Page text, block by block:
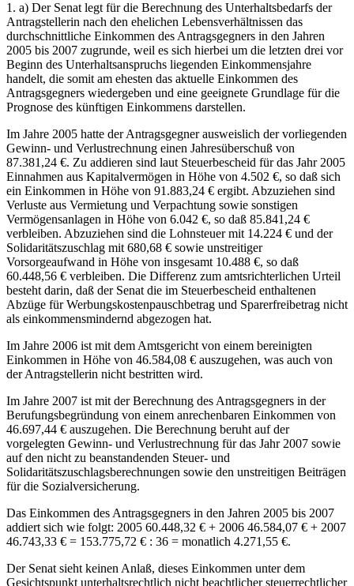
1. a) Der Senat legt für die Berechnung des Unterhaltsbedarfs der
Antragstellerin nach den ehelichen Lebensverhältnissen das
durchschnittliche Einkommen des Antragsgegners in den Jahren
2005 bis 2007 zugrunde, weil es sich hierbei um die letzten drei vor
Beginn des Unterhaltsanspruchs liegenden Einkommensjahre
handelt, die somit am ehesten das aktuelle Einkommen des
Antragsgegners wiedergeben und eine geeignete Grundlage für die
Prognose des künftigen Einkommens darstellen.
Im Jahre 2005 hatte der Antragsgegner ausweislich der vorliegenden
Gewinn- und Verlustrechnung einen Jahresüberschuß von
87.381,24 €. Zu addieren sind laut Steuerbescheid für das Jahr 2005
Einnahmen aus Kapitalvermögen in Höhe von 4.502 €, so daß sich
ein Einkommen in Höhe von 91.883,24 € ergibt. Abzuziehen sind
Verluste aus Vermietung und Verpachtung sowie sonstigen
Vermögensanlagen in Höhe von 6.042 €, so daß 85.841,24 €
verbleiben. Abzuziehen sind die Lohnsteuer mit 14.224 € und der
Solidaritätszuschlag mit 680,68 € sowie unstreitiger
Vorsorgeaufwand in Höhe von insgesamt 10.488 €, so daß
60.448,56 € verbleiben. Die Differenz zum amtsrichterlichen Urteil
besteht darin, daß der Senat die im Steuerbescheid enthaltenen
Abzüge für Werbungskostenpauschbetrag und Sparerfreibetrag nicht
als einkommensmindernd abgezogen hat.
Im Jahre 2006 ist mit dem Amtsgericht von einem bereinigten
Einkommen in Höhe von 46.584,08 € auszugehen, was auch von
der Antragstellerin nicht bestritten wird.
Im Jahre 2007 ist mit der Berechnung des Antragsgegners in der
Berufungsbegründung von einem anrechenbaren Einkommen von
46.697,44 € auszugehen. Die Berechnung beruht auf der
vorgelegten Gewinn- und Verlustrechnung für das Jahr 2007 sowie
auf den nicht zu beanstandenden Steuer- und
Solidaritätszuschlagsberechnungen sowie den unstreitigen Beiträgen
für die Sozialversicherung.
Das Einkommen des Antragsgegners in den Jahren 2005 bis 2007
addiert sich wie folgt: 2005 60.448,32 € + 2006 46.584,07 € + 2007
46.743,33 € = 153.775,72 € : 36 = monatlich 4.271,55 €.
Der Senat sieht keinen Anlaß, dieses Einkommen unter dem
Gesichtspunkt unterhaltsrechtlich nicht beachtlicher steuerrechtlicher